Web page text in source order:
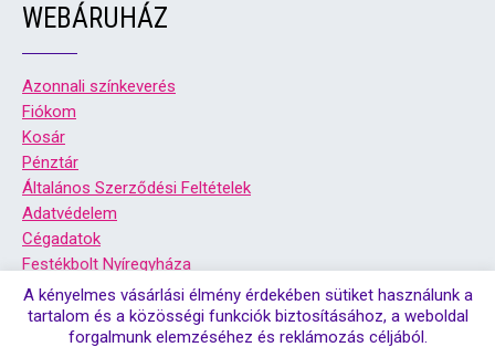
WEBÁRUHÁZ
Azonnali színkeverés
Fiókom
Kosár
Pénztár
Általános Szerződési Feltételek
Adatvédelem
Cégadatok
Festékbolt Nyíregyháza
Festékbolt Debrecen
A kényelmes vásárlási élmény érdekében sütiket használunk a
tartalom és a közösségi funkciók biztosításához, a weboldal
forgalmunk elemzéséhez és reklámozás céljából.